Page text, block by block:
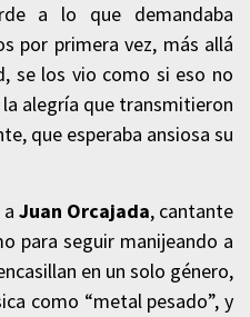
a lo que demandaba
por primera vez, más allá
se los vio como si eso no
alegría que transmitieron
que esperaba ansiosa su
Juan Orcajada, cantante
para seguir manijeando a
en un solo género,
como “metal pesado”, y